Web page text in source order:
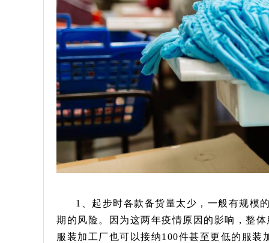
1、起步时各款备货量太少，一般有规模
期的风险。因为这两年疫情原因的影响，整
服装加工厂也可以接纳100件甚至更低的服